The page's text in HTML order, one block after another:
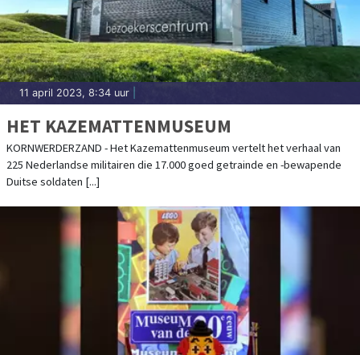
11 april 2023, 8:34 uur
HET KAZEMATTENMUSEUM
KORNWERDERZAND - Het Kazemattenmuseum vertelt het verhaal van
225 Nederlandse militairen die 17.000 goed getrainde en -bewapende
Duitse soldaten [...]